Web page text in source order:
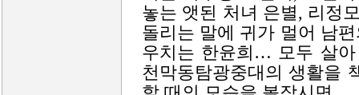
놓는 앳된 처녀 은별, 리정
돌리는 말에 귀가 멀어 남
우치는 한윤희… 모두 살
천막동탐광중대의 생활을